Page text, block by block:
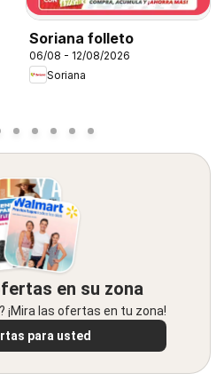
Soriana folleto
06/08 - 12/08/2026
Soriana
en su zona
¡Mira las ofertas en tu zona!
para usted